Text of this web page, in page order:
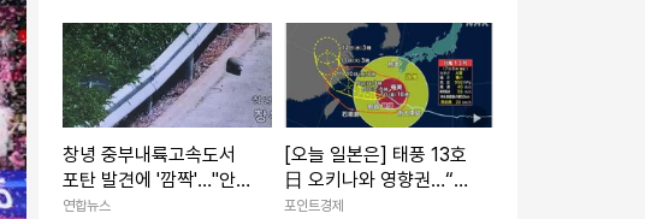
창녕 중부내륙고속도서
포탄 발견에 '깜짝'…"안
터지는 모의탄"(종합2보)
연합뉴스
[오늘 일본은] 태풍 13호
日 오키나와 영향권…“주
택 무너질 강풍” 최대 20
포인트경제